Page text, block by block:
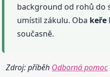
background od rohů do
umístil zákulu. Oba keře
současně.
Zdroj: příběh Odborná pomoc